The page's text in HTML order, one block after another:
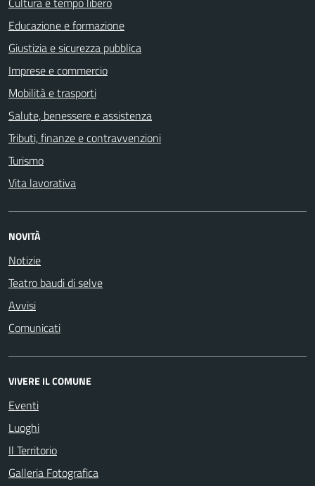
Educazione e formazione
Giustizia e sicurezza pubblica
Imprese e commercio
Mobilità e trasporti
Salute, benessere e assistenza
Tributi, finanze e contravvenzioni
Turismo
Vita lavorativa
NOVITÀ
Notizie
Teatro baudi di selve
Avvisi
Comunicati
VIVERE IL COMUNE
Eventi
Luoghi
Il Territorio
Galleria Fotografica